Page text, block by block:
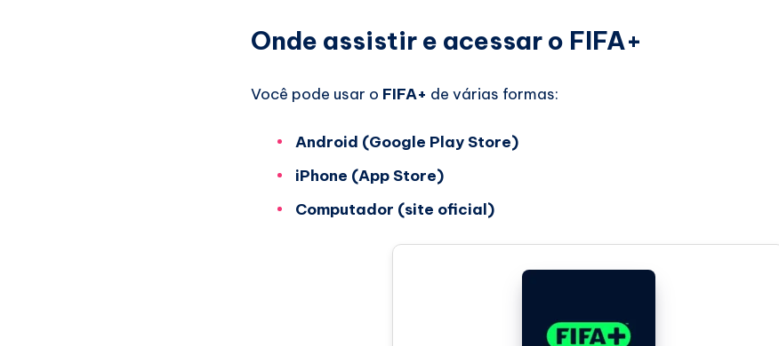
Onde assistir e acessar o FIFA+
Você pode usar o FIFA+ de várias formas:
Android (Google Play Store)
iPhone (App Store)
Computador (site oficial)